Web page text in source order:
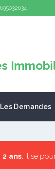
Les Demandes
ans, il se